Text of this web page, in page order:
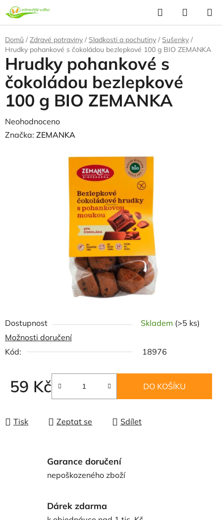
Přejít
na
obsah
Hledat
KOŠÍK
Domů / Zdravé potraviny / Sladkosti a pochutiny / Sušenky /
Hrudky pohankové s čokoládou bezlepkové 100 g BIO ZEMANKA
Dostupnost Skladem (>5 ks)
Možnosti doručení
Kód:
18976
59 Kč
Měrná cena:
DO KOŠÍKU
Tisk Zeptat se Sdílet
Hrudky pohankové s
čokoládou bezlepkové
100 g BIO ZEMANKA
Průměrné
hodnocení
Neohodnoceno
Značka: ZEMANKA
Garance doručení
nepoškozeného zboží
Dárek zdarma